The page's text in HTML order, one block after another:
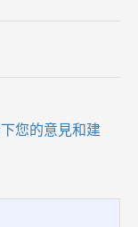
您的意見和建